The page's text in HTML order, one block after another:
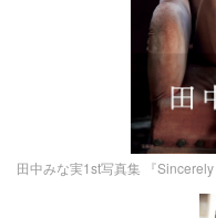
田中みな実1st写真集 『Sincerely